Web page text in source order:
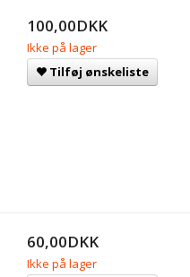
100,00DKK
Ikke på lager
Tilføj ønskeliste
60,00DKK
Ikke på lager